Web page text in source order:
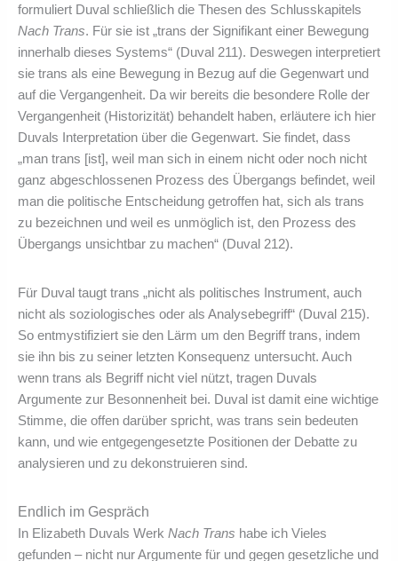
formuliert Duval schließlich die Thesen des Schlusskapitels
Nach Trans. Für sie ist „trans der Signifikant einer Bewegung
innerhalb dieses Systems“ (Duval 211). Deswegen interpretiert
sie trans als eine Bewegung in Bezug auf die Gegenwart und
auf die Vergangenheit. Da wir bereits die besondere Rolle der
Vergangenheit (Historizität) behandelt haben, erläutere ich hier
Duvals Interpretation über die Gegenwart. Sie findet, dass
„man trans [ist], weil man sich in einem nicht oder noch nicht
ganz abgeschlossenen Prozess des Übergangs befindet, weil
man die politische Entscheidung getroffen hat, sich als trans
zu bezeichnen und weil es unmöglich ist, den Prozess des
Übergangs unsichtbar zu machen“ (Duval 212).
Für Duval taugt trans „nicht als politisches Instrument, auch
nicht als soziologisches oder als Analysebegriff“ (Duval 215).
So entmystifiziert sie den Lärm um den Begriff trans, indem
sie ihn bis zu seiner letzten Konsequenz untersucht. Auch
wenn trans als Begriff nicht viel nützt, tragen Duvals
Argumente zur Besonnenheit bei. Duval ist damit eine wichtige
Stimme, die offen darüber spricht, was trans sein bedeuten
kann, und wie entgegengesetzte Positionen der Debatte zu
analysieren und zu dekonstruieren sind.
Endlich im Gespräch
In Elizabeth Duvals Werk Nach Trans habe ich Vieles
gefunden – nicht nur Argumente für und gegen gesetzliche und